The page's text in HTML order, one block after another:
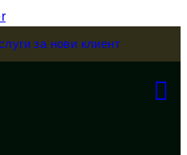
за нови клиент